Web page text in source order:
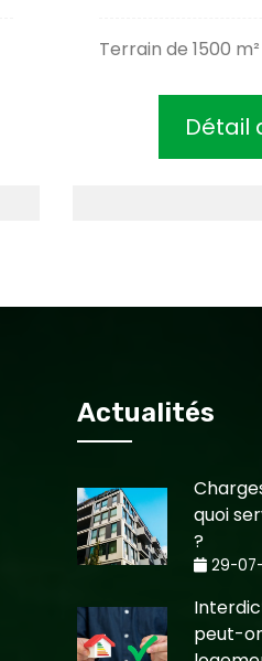
Terrain de 1500
Détail
Actualités
quoi
?
29-
peut-